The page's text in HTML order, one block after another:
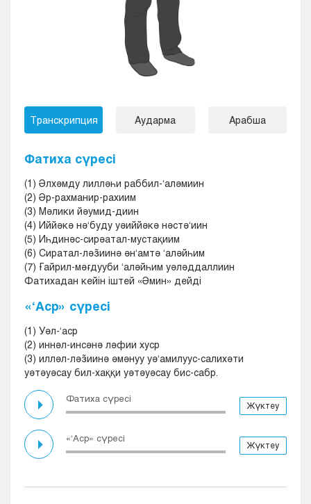
Транскрипция Аударма Арабша
Фатиха сүресі
(1) Әлхәмду лилләһи раббил-‘аләмиин
(2) Әр-рахманир-рахиим
(3) Мәлики йәумид-диин
(4) Иййәкә нә‘буду уәиййәкә нәстә‘иин
(5) Иһдинәс-сирәатал-мустақиим
(6) Сиратал-ләз̃иинә ән‘амтә ‘аләйһим
(7) Ғайрил-мәғдууби ‘аләйһим уәләддаллиин
Фатихадан кейін іштей «Әмин» дейді
«‘Аср» сүресі
(1) Уәл-‘аср
(2) иннәл-инсәнә ләфии хуср
(3) илләл-ләз̃иинә әмәнуу уә‘амилуус-салихәти
уәтәуәсау бил-хаққи уәтәуәсау бис-сабр.
Фатиха сүресі
Жүктеу
«‘Аср» сүресі
Жүктеу